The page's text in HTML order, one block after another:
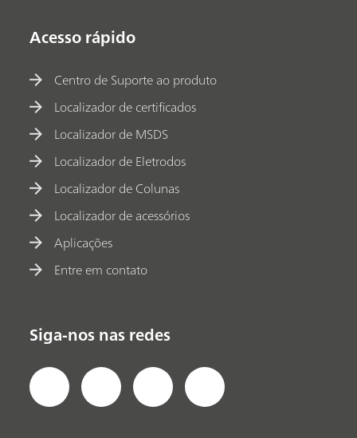
Acesso rápido
Centro de Suporte ao produto
Localizador de certificados
Localizador de MSDS
Localizador de Eletrodos
Localizador de Colunas
Localizador de acessórios
Aplicações
Entre em contato
Siga-nos nas redes